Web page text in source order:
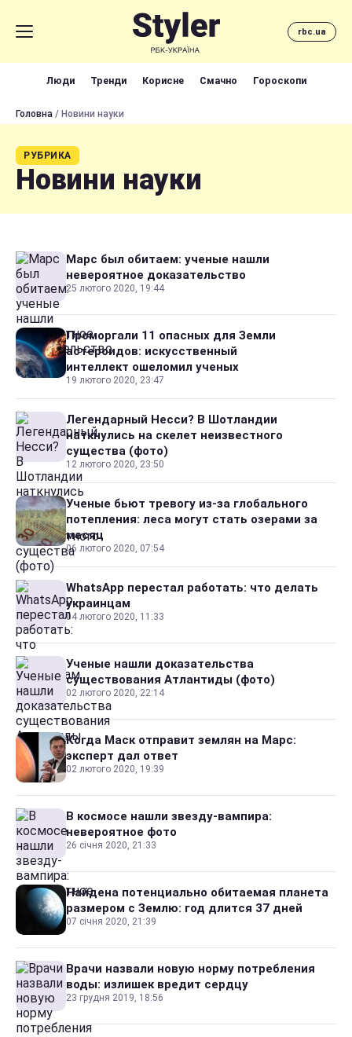
rbc.ua
Люди Тренди Корисне Смачно Гороскопи
Головна / Новини науки
РУБРИКА
Новини науки
Марс был обитаем: ученые нашли
невероятное доказательство
25 лютого 2020, 19:44
Проморгали 11 опасных для Земли
астероидов: искусственный
интеллект ошеломил ученых
19 лютого 2020, 23:47
Легендарный Несси? В Шотландии
наткнулись на скелет неизвестного
существа (фото)
12 лютого 2020, 23:50
Ученые бьют тревогу из-за глобального
потепления: леса могут стать озерами за
месяц
06 лютого 2020, 07:54
WhatsApp перестал работать: что делать
украинцам
04 лютого 2020, 11:33
Ученые нашли доказательства
существования Атлантиды (фото)
02 лютого 2020, 22:14
Когда Маск отправит землян на Марс:
эксперт дал ответ
02 лютого 2020, 19:39
В космосе нашли звезду-вампира:
невероятное фото
26 січня 2020, 21:33
Найдена потенциально обитаемая планета
размером с Землю: год длится 37 дней
07 січня 2020, 21:39
Врачи назвали новую норму потребления
воды: излишек вредит сердцу
23 грудня 2019, 18:56